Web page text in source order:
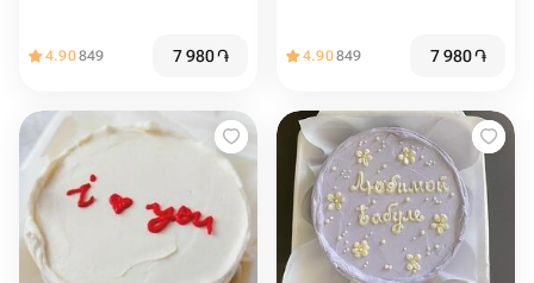
4.90849 7 980֏ 4.90849 7 980֏